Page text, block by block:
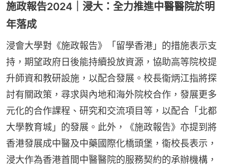
施政報告2024｜浸大：全力推進中醫醫院於明
年落成
浸會大學對《施政報告》「留學香港」的措施表示支
持，期望政府日後能持續投放資源，協助高等院校提
升師資和教研設施，以配合發展。校長衞炳江指將探
討有關政策，尋求與內地和海外院校合作，發展更多
元化的合作課程、研究和交流項目等，以配合「北都
大學教育城」的發展。此外，《施政報告》亦提到將
香港發展成中醫及中藥國際化橋頭堡，衞校長表示，
浸大作為香港首間中醫醫院的服務契約的承辦機構，